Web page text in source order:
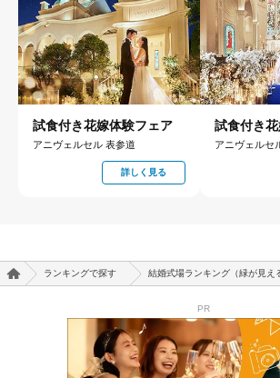
試食付き花嫁体験フェア
アニヴェルセル 表参道
詳しく見る
試食付き
アニヴェルセ
ランキングで探す 結婚式場ランキング（緑が見え
PR